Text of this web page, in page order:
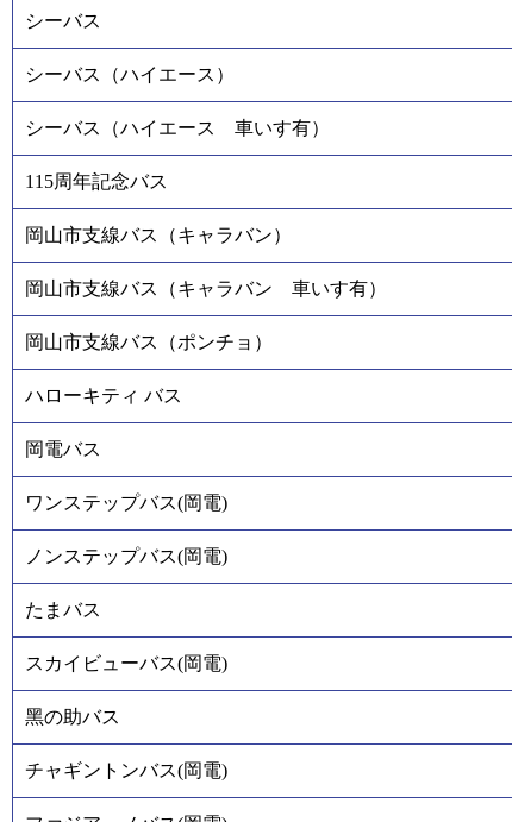
シーバス
シーバス（ハイエース）
シーバス（ハイエース 車いす有）
115周年記念バス
岡山市支線バス（キャラバン）
岡山市支線バス（キャラバン 車いす有）
岡山市支線バス（ポンチョ）
ハローキティ バス
岡電バス
ワンステップバス(岡電)
ノンステップバス(岡電)
たまバス
スカイビューバス(岡電)
黑の助バス
チャギントンバス(岡電)